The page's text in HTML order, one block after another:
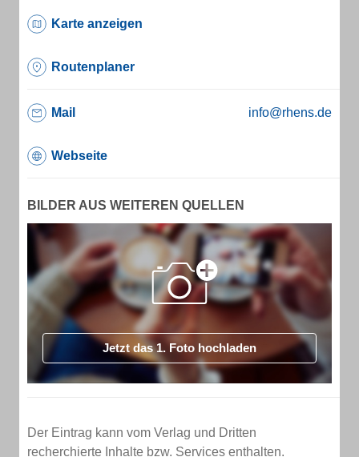
Karte anzeigen
Routenplaner
Mail info@rhens.de
Webseite
BILDER AUS WEITEREN QUELLEN
Jetzt das 1. Foto hochladen
Der Eintrag kann vom Verlag und Dritten
recherchierte Inhalte bzw. Services enthalten.